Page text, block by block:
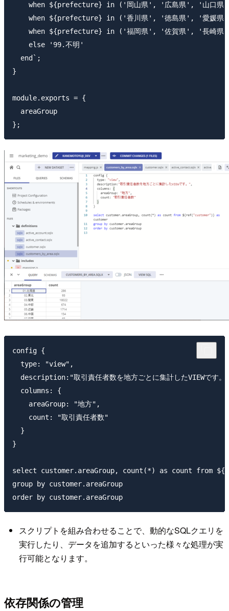
when ${prefecture} in ('岡山県', '広島県', '山口
when ${prefecture} in ('香川県', '徳島県', '愛媛県
when ${prefecture} in ('福岡県', '佐賀県', '長崎県
    else '99.不明'
  end`;
}
module.exports = {
  areaGroup
config {
  type: "view",
description:"取引責任者数を地方ごとに集計したVIEWです。
  columns: {
    areaGroup: "地方",
    count: "取引責任者数"
  }
}
select customer.areaGroup, count(*) as count from
group by customer.areaGroup
スクリプトを組み合わせることで、動的なSQLクエリを
実行したり、データを追加するといった様々な処理が実
行可能となります。
依存関係の管理